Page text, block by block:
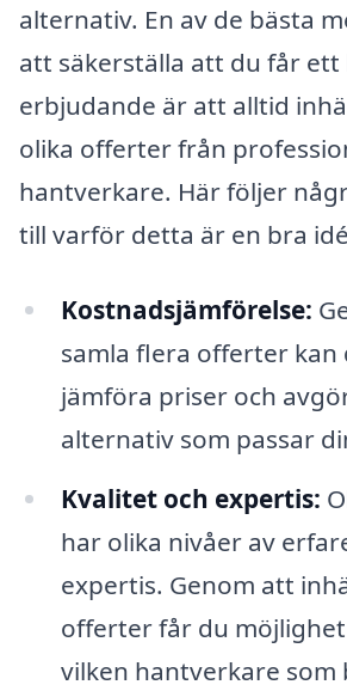
alternativ. En av de bästa
att säkerställa att du får ett
erbjudande är att alltid
olika offerter från
hantverkare. Här följer
till varför detta är en bra
Kostnadsjämförelse:
samla flera offerter kan
jämföra priser och
alternativ som passar
Kvalitet och expertis:
har olika nivåer av
expertis. Genom att
offerter får du
vilken hantverkare som